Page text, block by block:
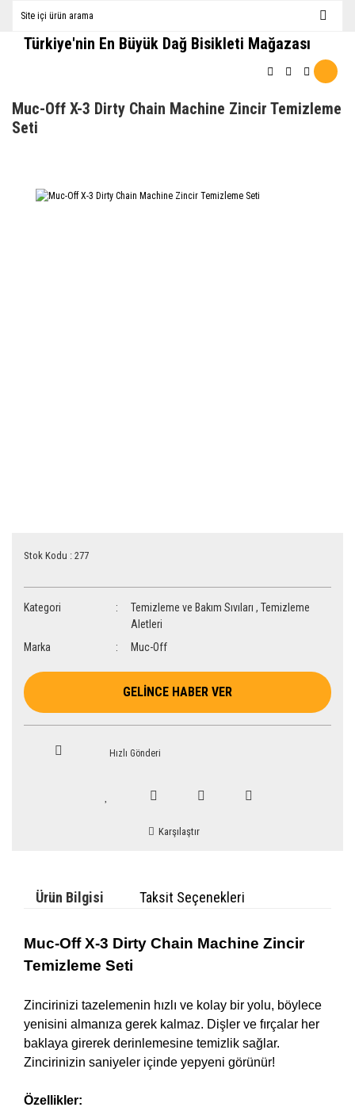
Türkiye'nin En Büyük Dağ Bisikleti Mağazası
Muc-Off X-3 Dirty Chain Machine Zincir Temizleme
Seti
Stok Kodu : 277
Kategori Temizleme ve Bakım Sıvıları ,Temizleme
Aletleri
Marka
Muc-Off
GELİNCE HABER VER
Hızlı Gönderi
Karşılaştır
Ürün Bilgisi Taksit Seçenekleri
Muc-Off X-3 Dirty Chain Machine Zincir
Temizleme Seti
Zincirinizi tazelemenin hızlı ve kolay bir yolu, böylece
yenisini almanıza gerek kalmaz. Dişler ve fırçalar her
baklaya girerek derinlemesine temizlik sağlar.
Zincirinizin saniyeler içinde yepyeni görünür!
Özellikler: